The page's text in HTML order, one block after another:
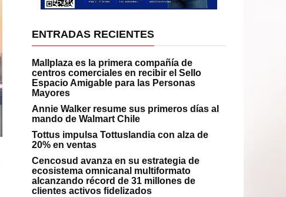
ENTRADAS RECIENTES
Mallplaza es la primera compañía de
centros comerciales en recibir el Sello
Espacio Amigable para las Personas
Mayores
Annie Walker resume sus primeros días al
mando de Walmart Chile
Tottus impulsa Tottuslandia con alza de
20% en ventas
Cencosud avanza en su estrategia de
ecosistema omnicanal multiformato
alcanzando récord de 31 millones de
clientes activos fidelizados